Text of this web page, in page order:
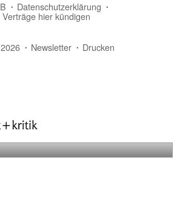
Datenschutzerklärung
Verträge hier kündigen
Newsletter Drucken